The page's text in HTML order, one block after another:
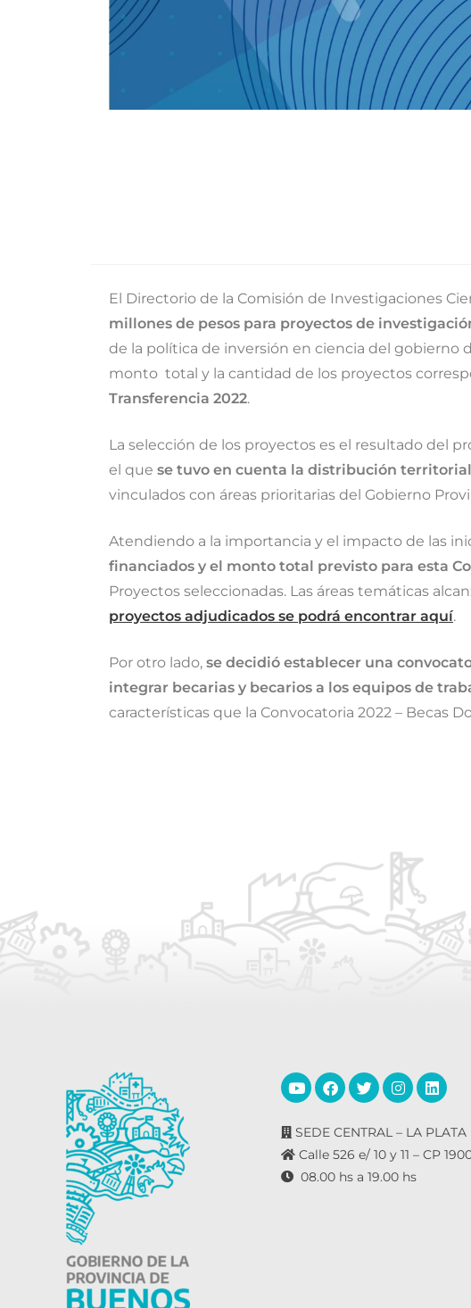
El Directorio de la Comisión de Investigaciones
millones de pesos para proyectos de
de la política de inversión en ciencia del gobierno
monto total y la cantidad de los proyectos
Transferencia 2022.
La selección de los proyectos es el resultado del
el que se tuvo en cuenta la distribución
vinculados con áreas prioritarias del Gobierno
Atendiendo a la importancia y el impacto de las
financiados y el monto total previsto para esta
Proyectos seleccionadas. Las áreas temáticas
proyectos adjudicados se podrá encontrar aquí.
Por otro lado, se decidió establecer una
integrar becarias y becarios a los equipos de
características que la Convocatoria 2022 – Becas
SEDE CENTRAL – LA PLATA
Calle 526 e/ 10 y 11 – CP
08.00 hs a 19.00 hs